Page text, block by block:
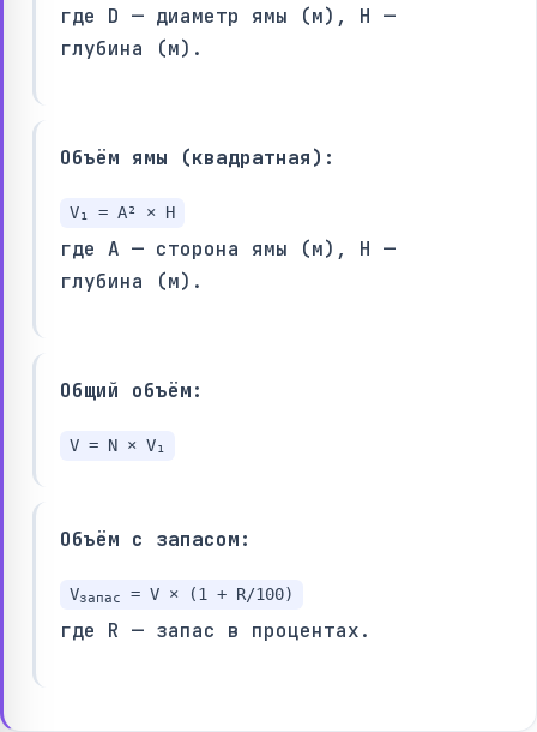
где D — диаметр ямы (м), H —
глубина (м).
Объём ямы (квадратная):
V₁ = A² × H
где A — сторона ямы (м), H —
глубина (м).
Общий объём:
V = N × V₁
Объём с запасом:
Vзапас = V × (1 + R/100)
где R — запас в процентах.